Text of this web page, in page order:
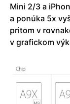
Mini 2/3 a
a ponúka 5x
pritom v
v grafickom